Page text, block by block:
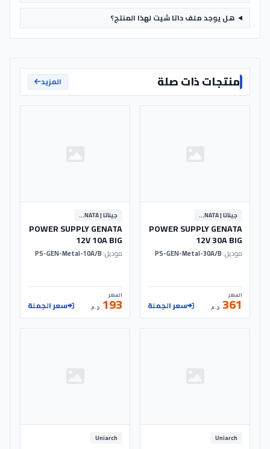
هل يوجد ملف داتا شيت لهذا المنتج؟
منتجات ذات صلة المزيد
جيناتا | GENATA
POWER SUPPLY GENATA
12V 30A BIG
موديل:
السعر
361 ج.م سعر الجملة
جيناتا | GENATA
POWER SUPPLY GENATA
12V 10A BIG
موديل:
السعر
193 ج.م سعر الجملة
Uniarch
Uniarch